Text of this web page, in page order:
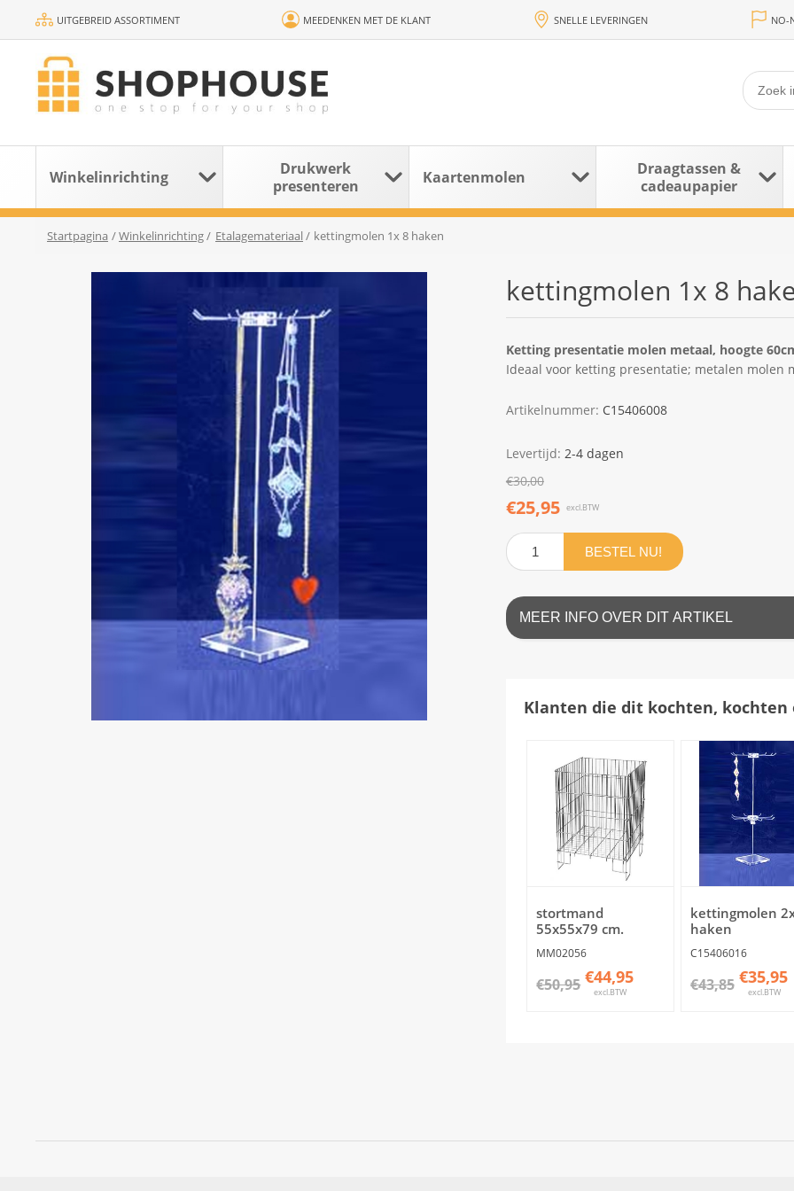
UITGEBREID ASSORTIMENT MEEDENKEN MET DE KLANT SNELLE LEVERINGEN NO-
Winkelinrichting
Drukwerk
presenteren
Kaartenmolen
Draagtassen &
cadeaupapier
Startpagina /Winkelinrichting/ Etalagemateriaal / kettingmolen 1x 8 haken
kettingmolen 1x 8
Ketting presentatie molen metaal, hoogte
Ideaal voor ketting presentatie; metalen molen
Artikelnummer: C15406008
Levertijd: 2-4 dagen
€30,00
€25,95 excl.BTW
BESTEL NU!
MEER INFO OVER DIT ARTIKEL
Klanten die dit kochten, kochten
stortmand
55x55x79 cm.
MM02056
€50,95 €44,95
excl.BTW
kettingmolen
haken
C15406016
€43,85 €35,95
excl.BTW